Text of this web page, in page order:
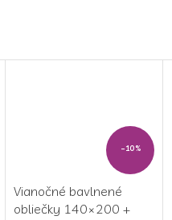
–10 %
Vianočné bavlnené
obliečky 140×200 +